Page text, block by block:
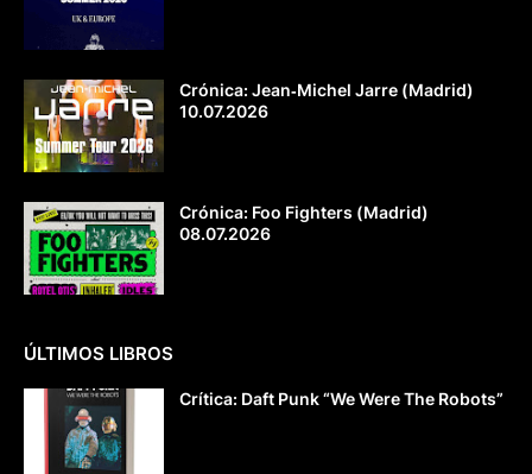
Crónica: Jean‐Michel Jarre (Madrid)
10.07.2026
Crónica: Foo Fighters (Madrid)
08.07.2026
ÚLTIMOS LIBROS
Crítica: Daft Punk “We Were The Robots”